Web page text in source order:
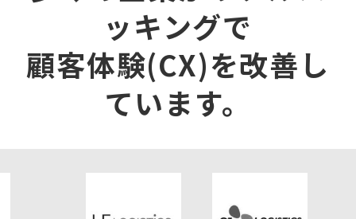
ッキングで
顧客体験(CX)を改善し
ています。